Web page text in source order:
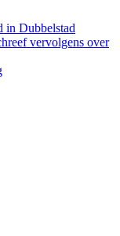
in Dubbelstad
vervolgens over